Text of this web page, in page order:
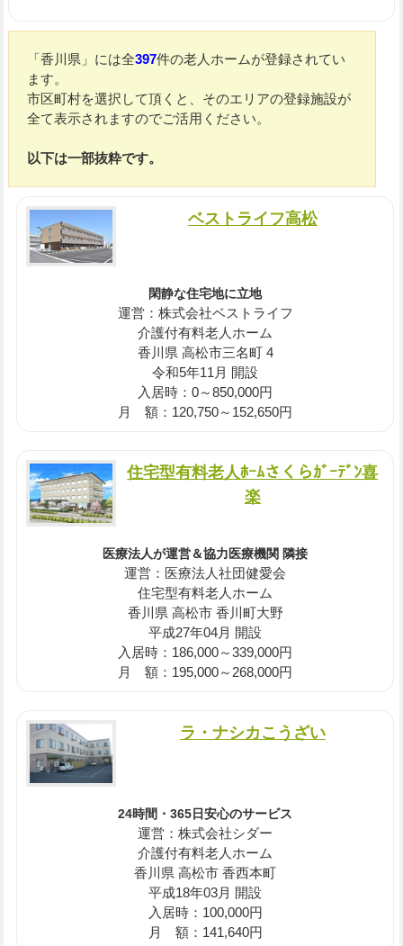
「香川県」には全397件の老人ホームが登録されてい
ます。
市区町村を選択して頂くと、そのエリアの登録施設が
全て表示されますのでご活用ください。
以下は一部抜粋です。
ベストライフ高松
閑静な住宅地に立地
運営：株式会社ベストライフ
介護付有料老人ホーム
香川県 高松市三名町 4
令和5年11月 開設
入居時：0～850,000円
月 額：120,750～152,650円
住宅型有料老人ﾎｰﾑさくらｶﾞｰﾃﾞﾝ喜
楽
医療法人が運営＆協力医療機関 隣接
運営：医療法人社団健愛会
住宅型有料老人ホーム
香川県 高松市 香川町大野
平成27年04月 開設
入居時：186,000～339,000円
月 額：195,000～268,000円
ラ・ナシカこうざい
24時間・365日安心のサービス
運営：株式会社シダー
介護付有料老人ホーム
香川県 高松市 香西本町
平成18年03月 開設
入居時：100,000円
月 額：141,640円